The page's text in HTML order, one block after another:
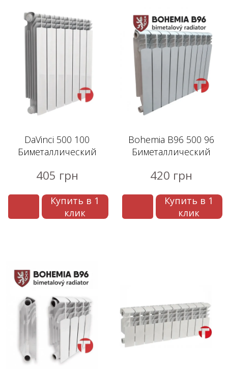
DaVinci 500 100
Биметаллический
405 грн
Купить в 1
клик
Bohemia B96 500 96
Биметаллический
420 грн
Купить в 1
клик